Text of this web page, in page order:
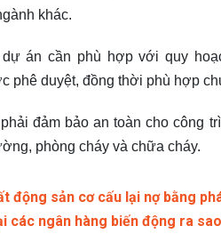
khác.
dự án cần phù hợp với quy
phê duyệt, đồng thời phù hợp
đảm bảo an toàn cho công
phòng cháy và chữa cháy.
động sản cơ cấu lại nợ bằng
các ngân hàng biến động ra